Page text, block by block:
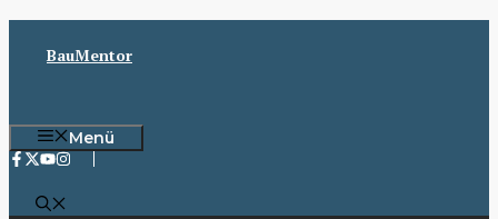
InhaltBauMentor
Menü